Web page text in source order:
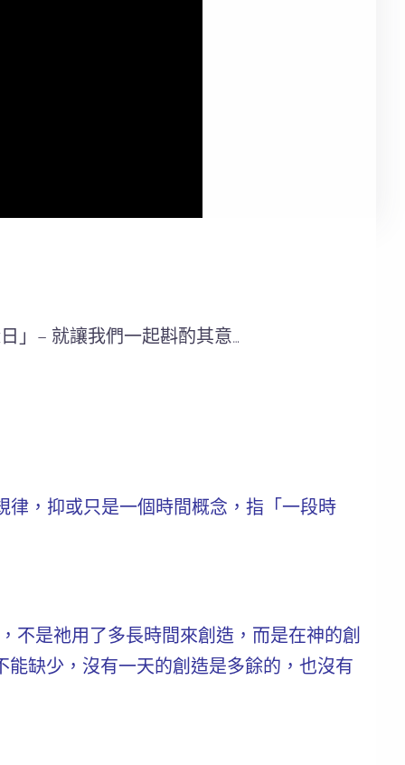
」– 就讓我們一起斟酌其意…
，抑或只是一個時間概念，指「一段時
不是祂用了多長時間來創造，而是在神的創
能缺少，沒有一天的創造是多餘的，也沒有